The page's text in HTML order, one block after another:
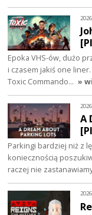
Epoka VHS-ów, dużo
i czasem jakiś one
Toxic Commando… »
A
Parkingi bardziej niż z
koniecznością
raczej nie